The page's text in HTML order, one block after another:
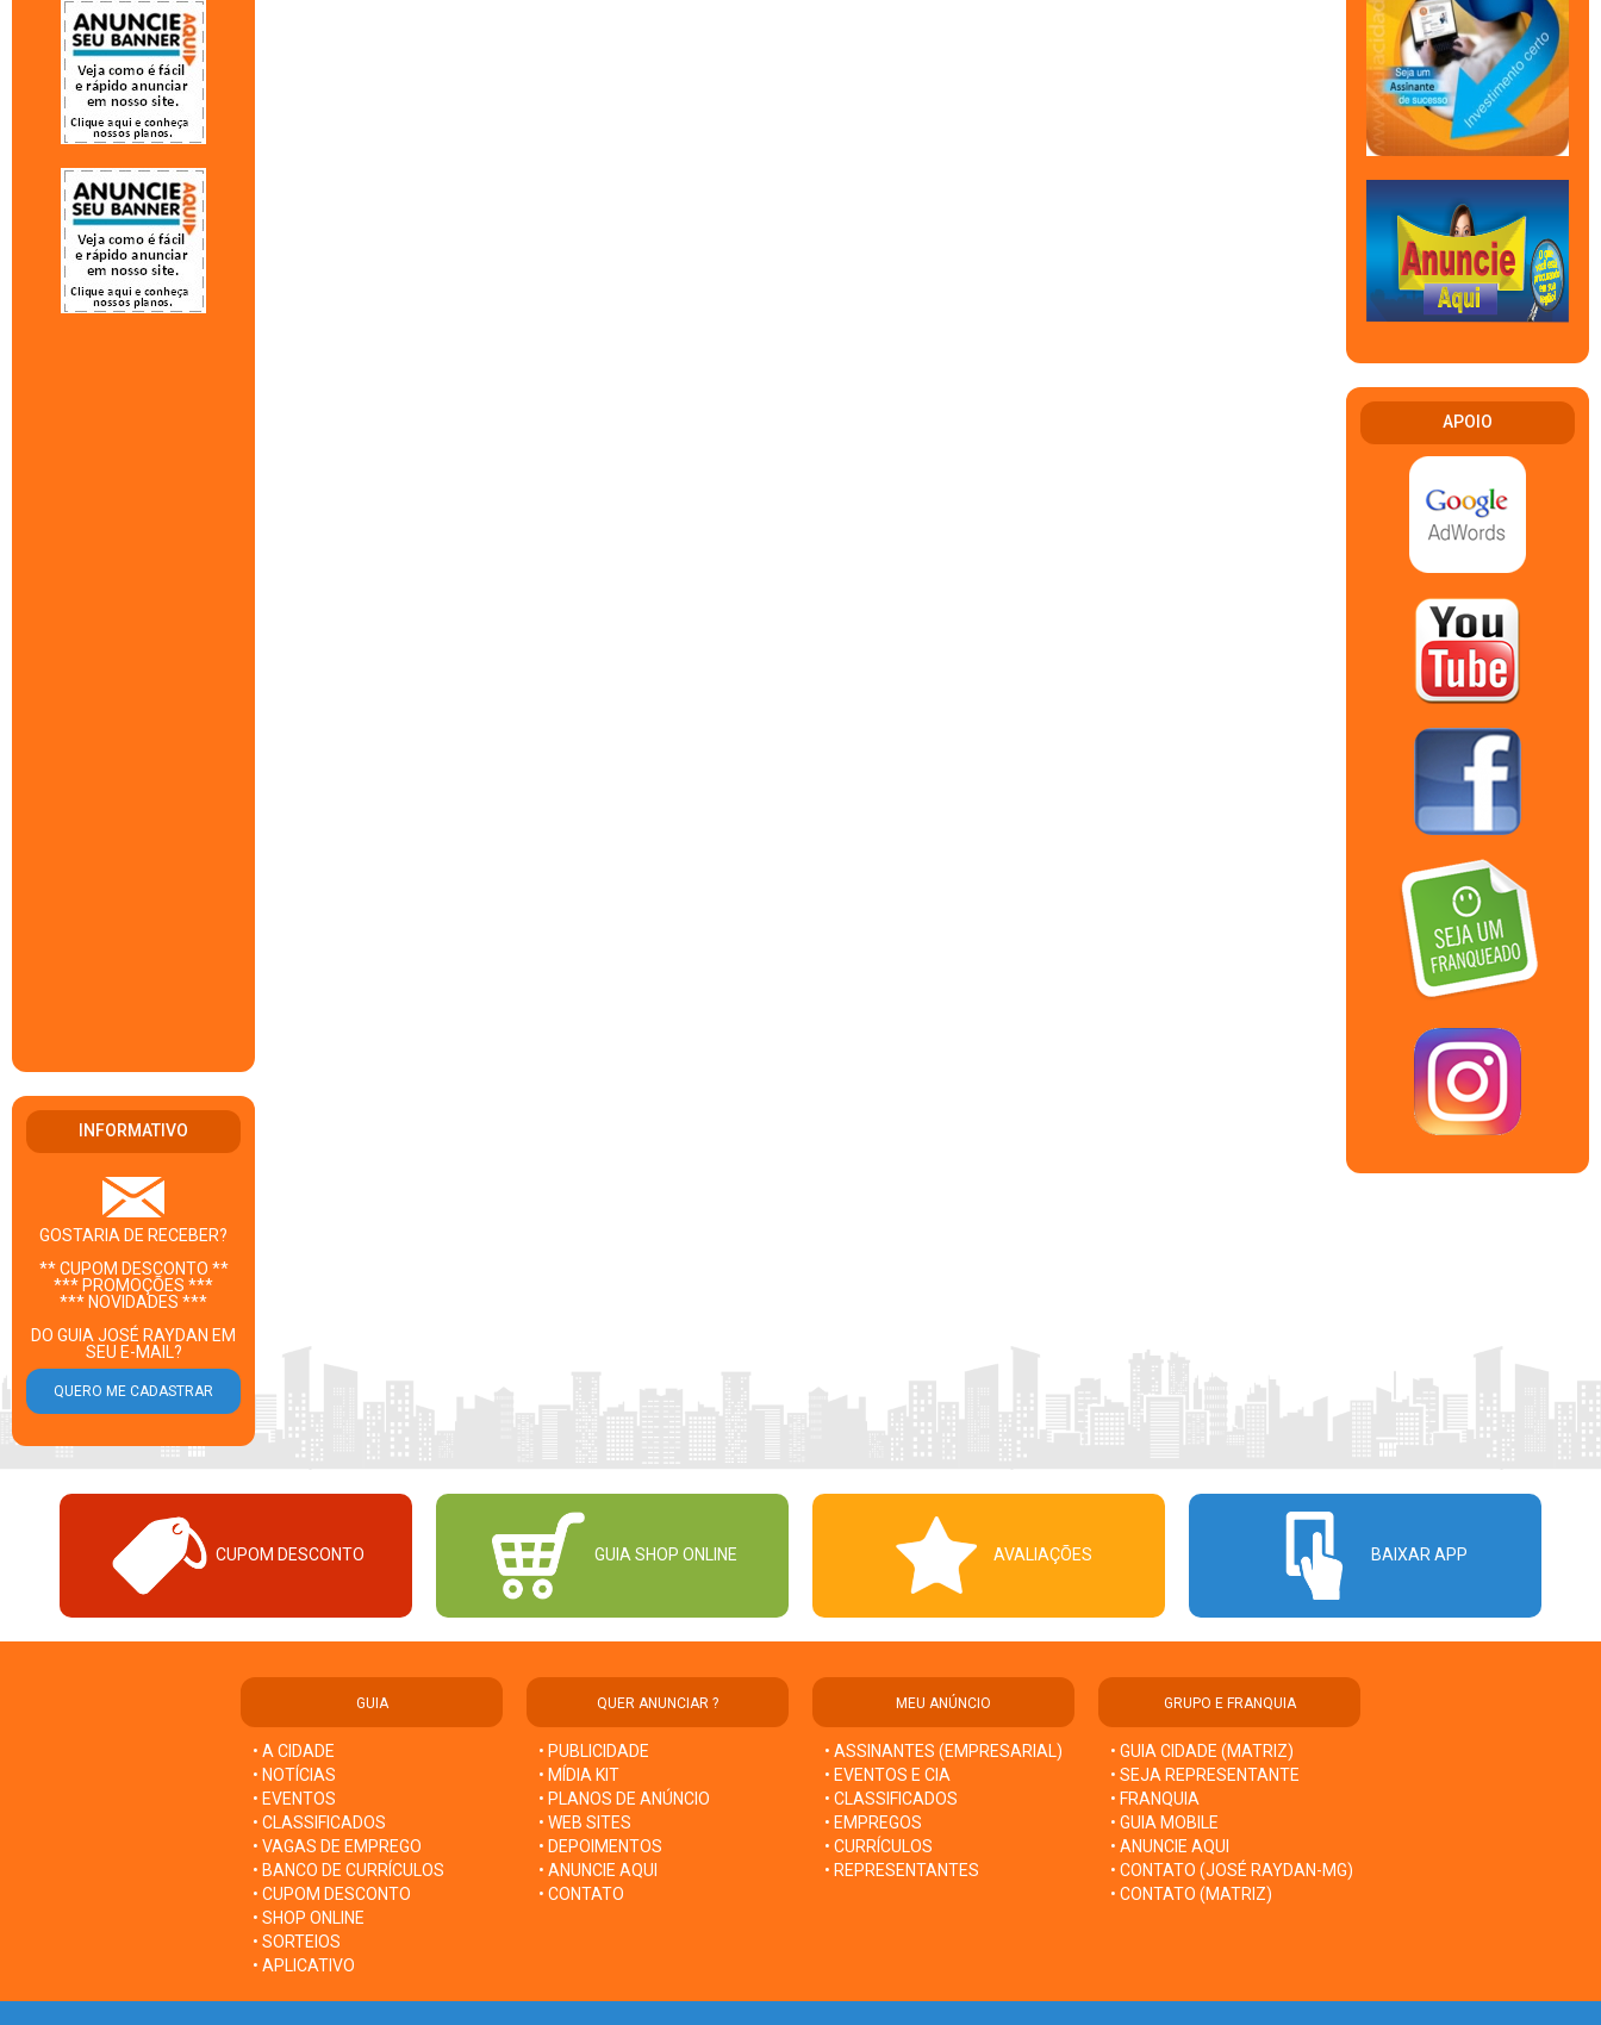
INFORMATIVO
GOSTARIA DE RECEBER?
** CUPOM DESCONTO **
*** PROMOÇÕES ***
*** NOVIDADES ***
DO GUIA JOSÉ RAYDAN EM
SEU E-MAIL?
APOIO
CUPOM DESCONTO GUIA SHOP ONLINE AVALIAÇÕES BAIXAR APP
GUIA
• A CIDADE
• NOTÍCIAS
• EVENTOS
• CLASSIFICADOS
• VAGAS DE EMPREGO
• BANCO DE CURRÍCULOS
• CUPOM DESCONTO
• SHOP ONLINE
• SORTEIOS
• APLICATIVO
QUER ANUNCIAR ?
• PUBLICIDADE
• MÍDIA KIT
• PLANOS DE ANÚNCIO
• WEB SITES
• DEPOIMENTOS
• ANUNCIE AQUI
• CONTATO
MEU ANÚNCIO
• ASSINANTES (EMPRESARIAL)
• EVENTOS E CIA
• CLASSIFICADOS
• EMPREGOS
• CURRÍCULOS
• REPRESENTANTES
GRUPO E FRANQUIA
• GUIA CIDADE (MATRIZ)
• SEJA REPRESENTANTE
• FRANQUIA
• GUIA MOBILE
• ANUNCIE AQUI
• CONTATO (JOSÉ RAYDAN-MG)
• CONTATO (MATRIZ)